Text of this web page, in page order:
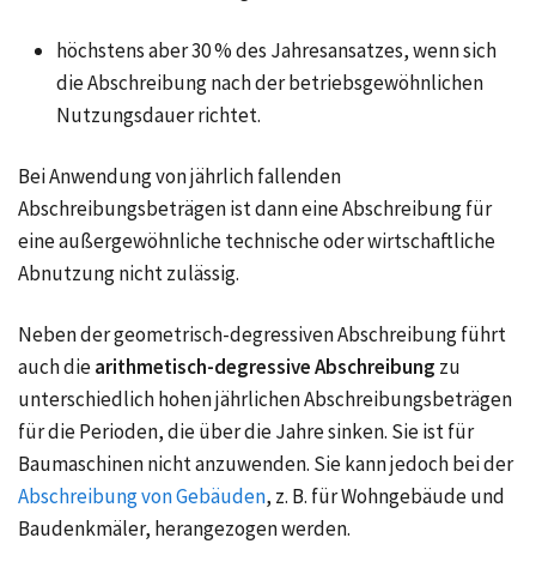
höchstens aber 30 % des Jahresansatzes, wenn sich
die Abschreibung nach der betriebsgewöhnlichen
Nutzungsdauer richtet.
Bei Anwendung von jährlich fallenden
Abschreibungsbeträgen ist dann eine Abschreibung für
eine außergewöhnliche technische oder wirtschaftliche
Abnutzung nicht zulässig.
Neben der geometrisch-degressiven Abschreibung führt
auch diearithmetisch-degressive Abschreibung zu
unterschiedlich hohen jährlichen Abschreibungsbeträgen
für die Perioden, die über die Jahre sinken. Sie ist für
Baumaschinen nicht anzuwenden. Sie kann jedoch bei der
Abschreibung von Gebäuden, z. B. für Wohngebäude und
Baudenkmäler, herangezogen werden.